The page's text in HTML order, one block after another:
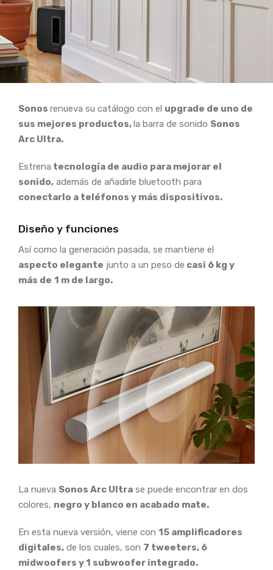
Sonos renueva su catálogo con el upgrade de uno de
sus mejores productos,la barra de sonido Sonos
Arc Ultra.
Estrena tecnología de audio para mejorar el
sonido, además de añadirle bluetooth para
conectarlo a teléfonos y más dispositivos.
Diseño y funciones
Así como la generación pasada, se mantiene el
aspecto elegante junto a un peso de casi 6 kg y
más de 1 m de largo.
La nueva Sonos Arc Ultra se puede encontrar en dos
colores, negro y blanco en acabado mate.
En esta nueva versión, viene con 15 amplificadores
digitales, de los cuales, son 7 tweeters, 6
midwoofers y 1 subwoofer integrado.